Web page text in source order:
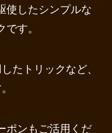
使したシンプルな
す。
たトリックなど、
ポンもご活用くだ